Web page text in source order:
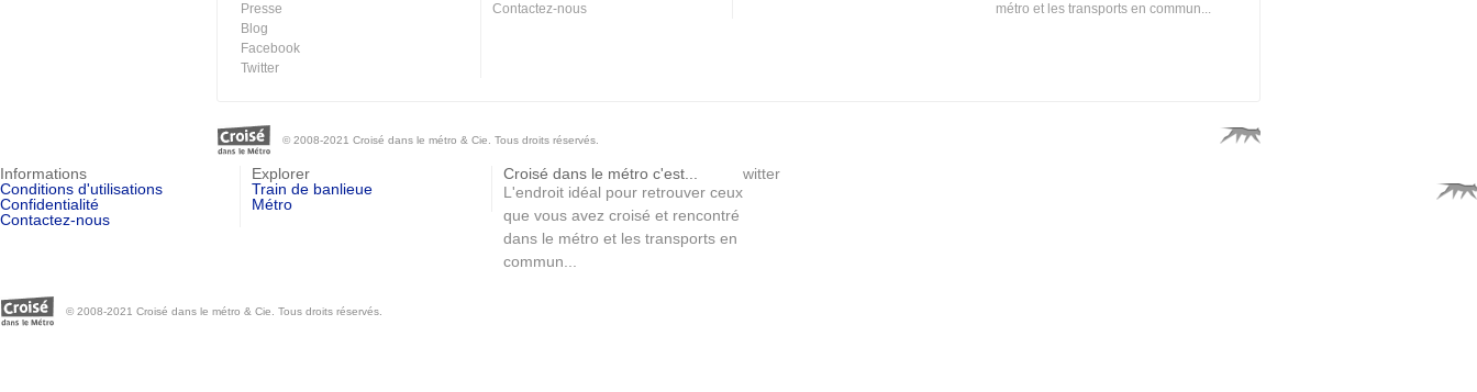
Presse
Blog
Facebook
Twitter
Contactez-nous
métro et les transports en commun...
© 2008-2021 Croisé dans le métro & Cie. Tous droits réservés.
witter
Informations
Conditions d'utilisations
Confidentialité
Contactez-nous
Explorer
Train de banlieue
Métro
Croisé dans le métro c'est...
L'endroit idéal pour retrouver ceux
que vous avez croisé et rencontré
dans le métro et les transports en
commun...
© 2008-2021 Croisé dans le métro & Cie. Tous droits réservés.